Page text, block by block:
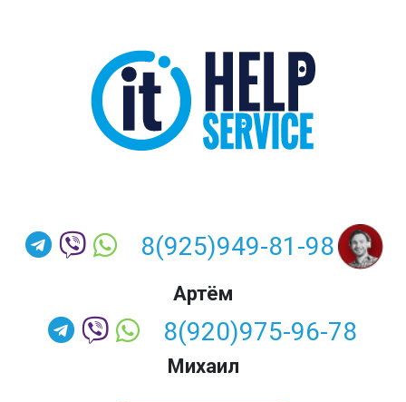
8(925)949-81-98
Артём
8(920)975-96-78
Михаил